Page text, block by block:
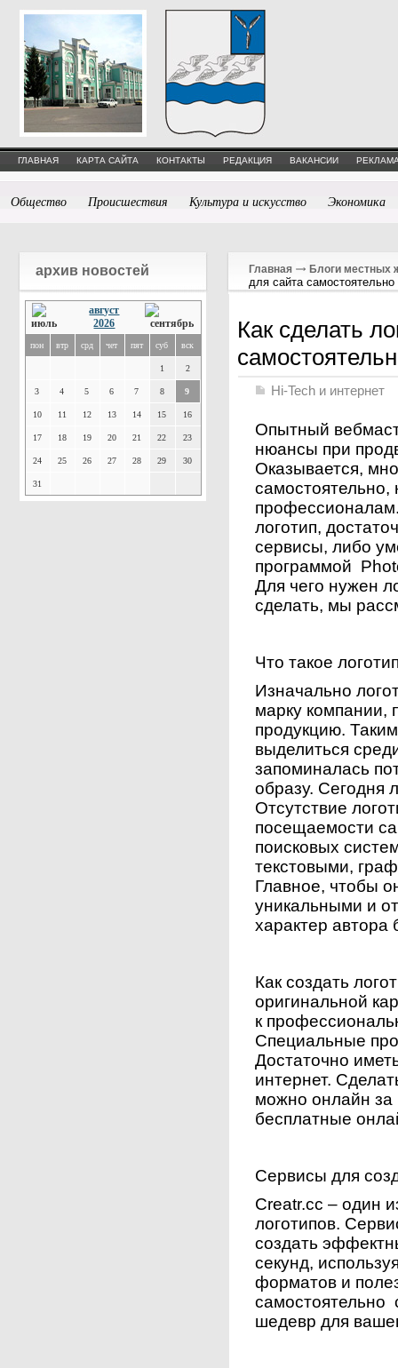
ГЛАВНАЯ КАРТА САЙТА КОНТАКТЫ РЕДАКЦИЯ ВАКАНСИИ
Общество Происшествия Культура и искусство Экономика
архив новостей
август
2026
пон втр срд чет пят суб вск
1 2
3 4 5 6 7 8 9
10 11 12 13 14 15 16
17 18 19 20 21 22 23
24 25 26 27 28 29 30
31
Главная Блоги местных
для сайта самостоятельно
Как сделать
Hi-Tech и интернет
Опытный
нюансы при
Оказывается,
логотип,
сервисы, либо
программой
Для чего нужен
сделать, мы
Что такое
Изначально
марку компании,
продукцию.
выделиться
запоминалась
образу. Сегодня
Отсутствие
посещаемости
поисковых
текстовыми,
Главное, чтобы
уникальными и
характер автора
Как создать
оригинальной
к
Специальные
Достаточно
интернет.
можно онлайн за
бесплатные
Сервисы для
Creatr.cc – один
логотипов.
создать
секунд,
форматов и
самостоятельно
шедевр для